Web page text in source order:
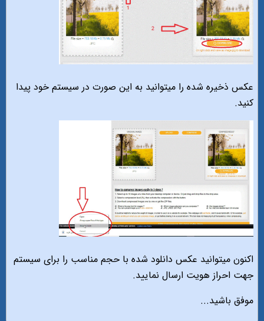
عکس ذخیره شده را میتوانید به این صورت در سیستم خود پیدا
کنید.
اکنون میتوانید عکس دانلود شده با حجم مناسب را برای سیستم
جهت احراز هویت ارسال نمایید.
موفق باشید...